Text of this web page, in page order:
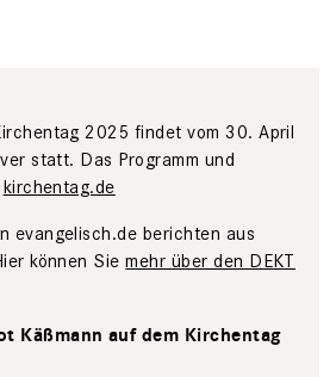
2025 findet vom 30. April
statt. Das Programm und
kirchentag.de
evangelisch.de berichten aus
können Siemehr über den DEKT
Käßmann auf dem Kirchentag